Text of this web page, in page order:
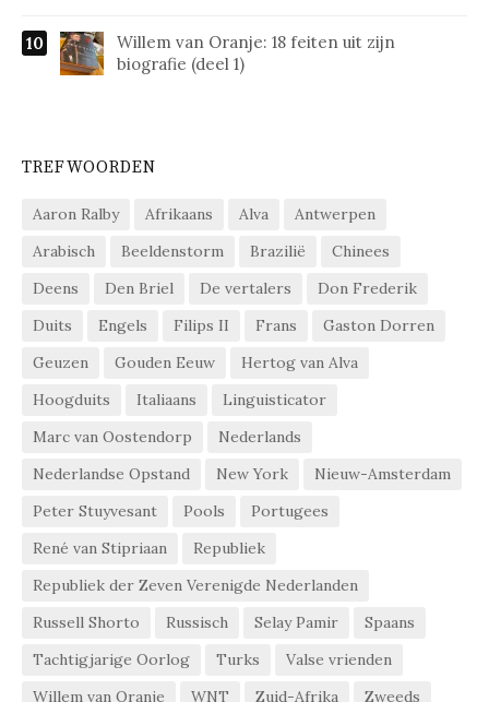
Willem van Oranje: 18 feiten uit zijn
biografie (deel 1)
TREFWOORDEN
Aaron Ralby Afrikaans Alva
Antwerpen
Arabisch
Beeldenstorm Brazilië
Chinees
Deens
Den Briel De vertalers
Don Frederik
Duits
Engels Filips II Frans
Gaston Dorren
Geuzen
Gouden Eeuw
Hertog van Alva
Hoogduits
Italiaans
Linguisticator
Marc van Oostendorp
Nederlands
Nederlandse Opstand
New York
Nieuw-Amsterdam
Peter Stuyvesant
Pools
Portugees
René van Stipriaan
Republiek
Republiek der Zeven Verenigde Nederlanden
Russell Shorto
Russisch Selay Pamir
Spaans
Tachtigjarige Oorlog
Turks
Valse vrienden
Willem van Oranje
WNT Zuid-Afrika Zweeds